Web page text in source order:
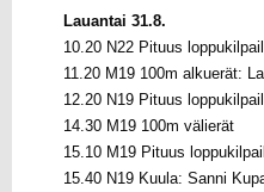
Lauantai 31.8.
10.20 N22 Pituus
11.20 M19 100m alkuerät:
12.20 N19 Pituus
14.30 M19 100m välierät
15.10 M19 Pituus
15.40 N19 Kuula: Sanni